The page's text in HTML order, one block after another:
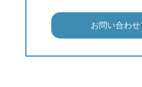
お問い合わせ